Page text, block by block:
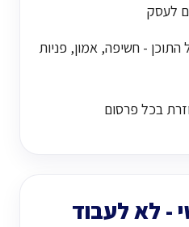
לעסק
- חשיפה, אמון, פניות
בכל פרסום
- לא לעבוד